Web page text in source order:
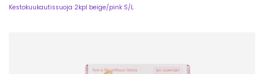
Kestokuukautissuoja 2kpl beige/pink S/L